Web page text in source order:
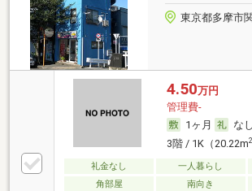
東京都多摩市
4.50万円
管理費-
1ヶ月
なし
3階 / 1K（20.22m2
礼金なし 一人暮らし
角部屋
南向き